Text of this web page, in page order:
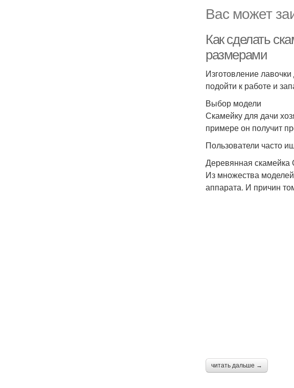
Вас может
Как сделать
размерами
Изготовление
подойти к работе и
Выбор модели
Скамейку для дачи
примере он получит
Пользователи часто
Деревянная скамейка
Из множества
аппарата. И причин
читать дальше →